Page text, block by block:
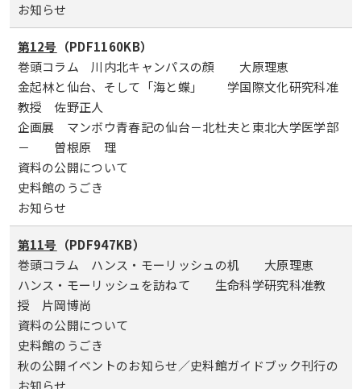
お知らせ
第12号 （PDF1160KB）
巻頭コラム 川内北キャンパスの顔 大原理恵
金起林と仙台、そして「海と蝶」 学国際文化研究科准
教授 佐野正人
企画展 マンボウ青春記の仙台－北杜夫と東北大学医学部
－ 曽根原 理
資料の公開について
史料館のうごき
お知らせ
第11号 （PDF947KB）
巻頭コラム ハンス・モーリッシュの机 大原理恵
ハンス・モーリッシュを訪ねて 生命科学研究科准教
授 片岡博尚
資料の公開について
史料館のうごき
秋の公開イベントのお知らせ／史料館ガイドブック刊行の
お知らせ